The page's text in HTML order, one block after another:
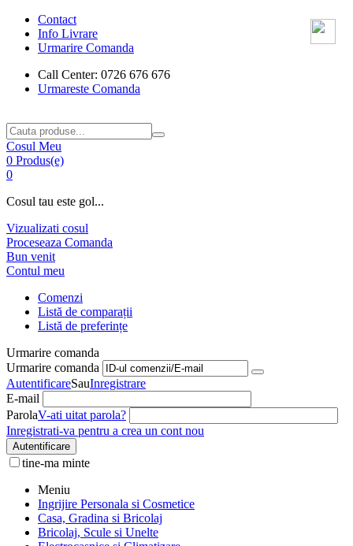
Contact
Info Livrare
Urmarire Comanda
Call Center: 0726 676 676
Urmareste Comanda
Cosul Meu
0 Produs(e)
0
Cosul tau este gol...
Vizualizati cosul
Proceseaza Comanda
Bun venit
Contul meu
Comenzi
Listă de comparații
Listă de preferințe
Urmarire comanda
Urmarire comanda
AutentificareSauInregistrare
E-mail
ParolaV-ati uitat parola?
Inregistrati-va pentru a crea un cont nou
Autentificare
tine-ma minte
Meniu
Ingrijire Personala si Cosmetice
Casa, Gradina si Bricolaj
Bricolaj, Scule si Unelte